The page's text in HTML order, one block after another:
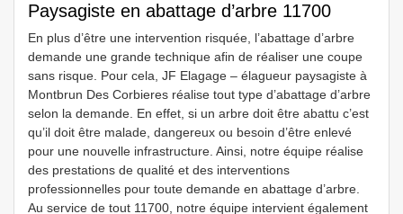
Paysagiste en abattage d’arbre 11700
En plus d’être une intervention risquée, l’abattage d’arbre
demande une grande technique afin de réaliser une coupe
sans risque. Pour cela, JF Elagage – élagueur paysagiste à
Montbrun Des Corbieres réalise tout type d’abattage d’arbre
selon la demande. En effet, si un arbre doit être abattu c’est
qu’il doit être malade, dangereux ou besoin d’être enlevé
pour une nouvelle infrastructure. Ainsi, notre équipe réalise
des prestations de qualité et des interventions
professionnelles pour toute demande en abattage d’arbre.
Au service de tout 11700, notre équipe intervient également